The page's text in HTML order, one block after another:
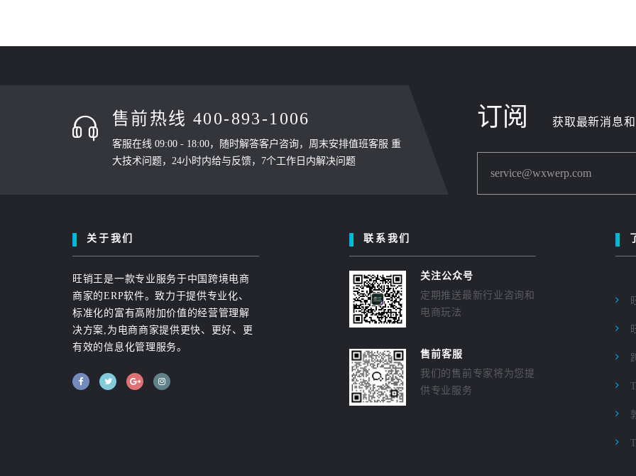
售前热线 400-893-1006
客服在线 09:00 - 18:00，随时解答客户咨询，周末安排值班客服 重
大技术问题，24小时内给与反馈，7个工作日内解决问题
订阅 获取最新消息
service@wxwerp.com
关于我们
旺销王是一款专业服务于中国跨境电商
商家的ERP软件。致力于提供专业化、
标准化的富有高附加价值的经营管理解
决方案,为电商商家提供更快、更好、更
有效的信息化管理服务。
联系我们
关注公众号
定期推送最新行业咨询和
电商玩法
售前客服
我们的售前专家将为您提
供专业服务